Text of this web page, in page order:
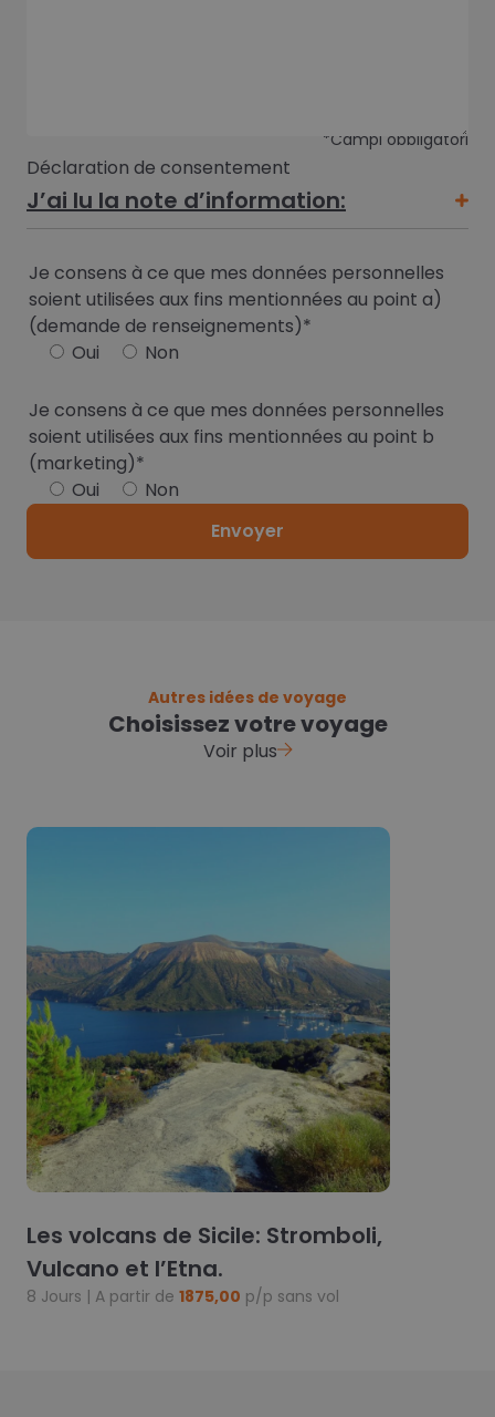
*Campi obbligatori
Déclaration de consentement
J’ai lu la note d’information:
Je consens à ce que mes données personnelles
soient utilisées aux fins mentionnées au point a)
(demande de renseignements)*
Oui
Non
Je consens à ce que mes données personnelles
soient utilisées aux fins mentionnées au point b
(marketing)*
Oui
Non
Autres idées de voyage
Choisissez votre voyage
Voir plus
Les volcans de Sicile: Stromboli,
Vulcano et l’Etna.
8 Jours | A partir de 1875,00 p/p sans vol